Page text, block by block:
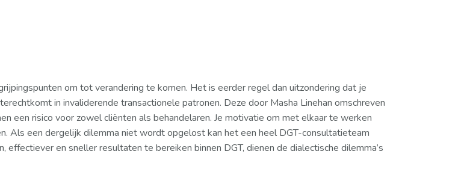
om tot verandering te komen. Het is eerder regel dan uitzondering dat je
in invaliderende transactionele patronen. Deze door Masha Linehan omschreven
een risico voor zowel cliënten als behandelaren. Je motivatie om met elkaar te werken
Als een dergelijk dilemma niet wordt opgelost kan het een heel DGT-consultatieteam
en sneller resultaten te bereiken binnen DGT, dienen de dialectische dilemma’s